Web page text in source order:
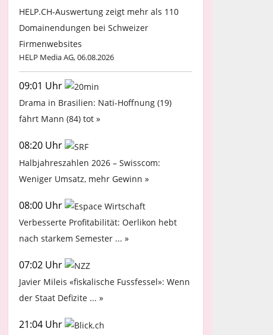
HELP.CH-Auswertung zeigt mehr als 110
Domainendungen bei Schweizer
Firmenwebsites
HELP Media AG, 06.08.2026
09:01 Uhr
Drama in Brasilien: Nati-Hoffnung (19)
fährt Mann (84) tot »
08:20 Uhr
Halbjahreszahlen 2026 – Swisscom:
Weniger Umsatz, mehr Gewinn »
08:00 Uhr
Verbesserte Profitabilität: Oerlikon hebt
nach starkem Semester ... »
07:02 Uhr
Javier Mileis «fiskalische Fussfessel»: Wenn
der Staat Defizite ... »
21:04 Uhr